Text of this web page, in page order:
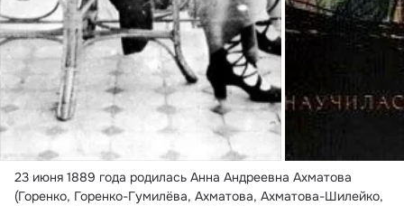
23 июня 1889 года родилась Анна Андреевна Ахматова
(Горенко, Горенко-Гумилёва, Ахматова, Ахматова-Шилейко,